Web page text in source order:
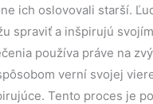
ich oslovovali starší.
spraviť a inšpirujú
používa práve na
verní svojej
Tento proces je